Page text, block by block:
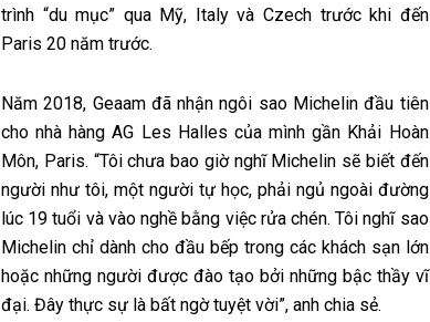
trình “du mục” qua Mỹ, Italy và Czech trước khi đến
Paris 20 năm trước.
Năm 2018, Geaam đã nhận ngôi sao Michelin đầu tiên
cho nhà hàng AG Les Halles của mình gần Khải Hoàn
Môn, Paris. “Tôi chưa bao giờ nghĩ Michelin sẽ biết đến
người như tôi, một người tự học, phải ngủ ngoài đường
lúc 19 tuổi và vào nghề bằng việc rửa chén. Tôi nghĩ sao
Michelin chỉ dành cho đầu bếp trong các khách sạn lớn
hoặc những người được đào tạo bởi những bậc thầy vĩ
đại. Đây thực sự là bất ngờ tuyệt vời”, anh chia sẻ.